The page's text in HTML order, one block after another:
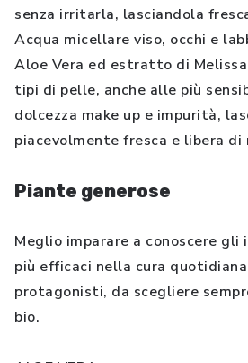
senza irritarla, lasciandola
Acqua micellare viso, occhi e
Aloe Vera ed estratto di
tipi di pelle, anche alle più
dolcezza make up e impurità,
piacevolmente fresca e libera di
Piante generose
Meglio imparare a conoscere
più efficaci nella cura
protagonisti, da scegliere
bio.